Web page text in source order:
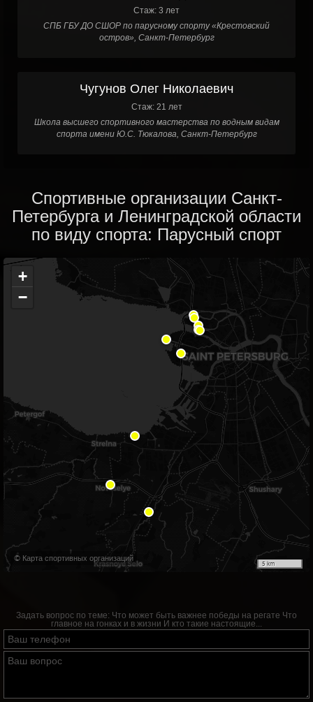
Стаж: 3 лет
СПБ ГБУ ДО СШОР по парусному спорту «Крестовский
остров», Санкт-Петербург
Чугунов Олег Николаевич
Стаж: 21 лет
Школа высшего спортивного мастерства по водным видам
спорта имени Ю.С. Тюкалова, Санкт-Петербург
Спортивные организации Санкт-
Петербурга и Ленинградской области
по виду спорта: Парусный спорт
+
−
© Карта спортивных организаций
5 km
Задать вопрос по теме: Что может быть важнее победы на регате Что
главное на гонках и в жизни И кто такие настоящие...